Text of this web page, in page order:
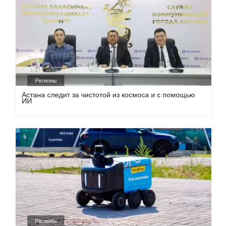
Регионы
Астана следит за чистотой из космоса и с помощью
ИИ
Регионы